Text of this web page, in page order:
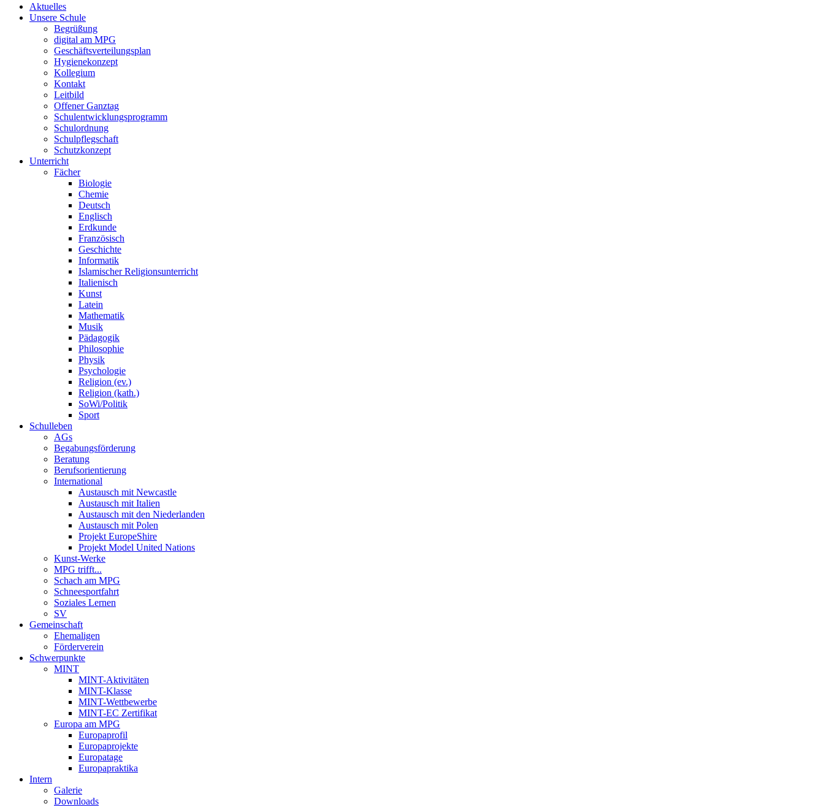
Aktuelles
Unsere Schule
Begrüßung
digital am MPG
Geschäftsverteilungsplan
Hygienekonzept
Kollegium
Kontakt
Leitbild
Offener Ganztag
Schulentwicklungsprogramm
Schulordnung
Schulpflegschaft
Schutzkonzept
Unterricht
Fächer
Biologie
Chemie
Deutsch
Englisch
Erdkunde
Französisch
Geschichte
Informatik
Islamischer Religionsunterricht
Italienisch
Kunst
Latein
Mathematik
Musik
Pädagogik
Philosophie
Physik
Psychologie
Religion (ev.)
Religion (kath.)
SoWi/Politik
Sport
Schulleben
AGs
Begabungsförderung
Beratung
Berufsorientierung
International
Austausch mit Newcastle
Austausch mit Italien
Austausch mit den Niederlanden
Austausch mit Polen
Projekt EuropeShire
Projekt Model United Nations
Kunst-Werke
MPG trifft...
Schach am MPG
Schneesportfahrt
Soziales Lernen
SV
Gemeinschaft
Ehemaligen
Förderverein
Schwerpunkte
MINT
MINT-Aktivitäten
MINT-Klasse
MINT-Wettbewerbe
MINT-EC Zertifikat
Europa am MPG
Europaprofil
Europaprojekte
Europatage
Europapraktika
Intern
Galerie
Downloads